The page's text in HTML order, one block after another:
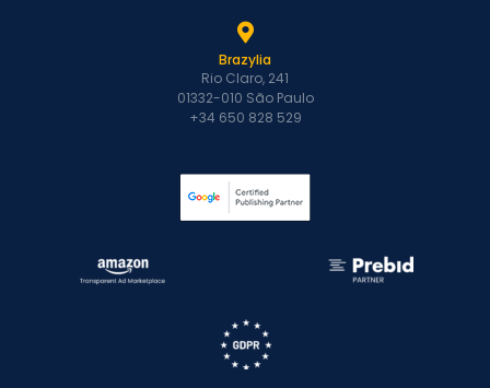
Brazylia
Rio Claro, 241
01332-010 São Paulo
+34 650 828 529